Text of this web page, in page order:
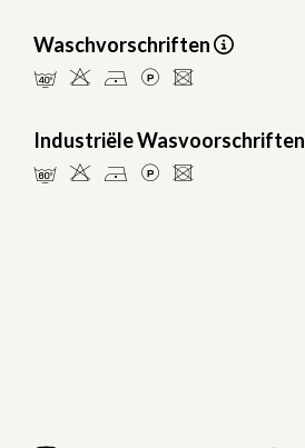
Waschvorschriften
nHDLU
Industriële Wasvoorschriften
pHDLU